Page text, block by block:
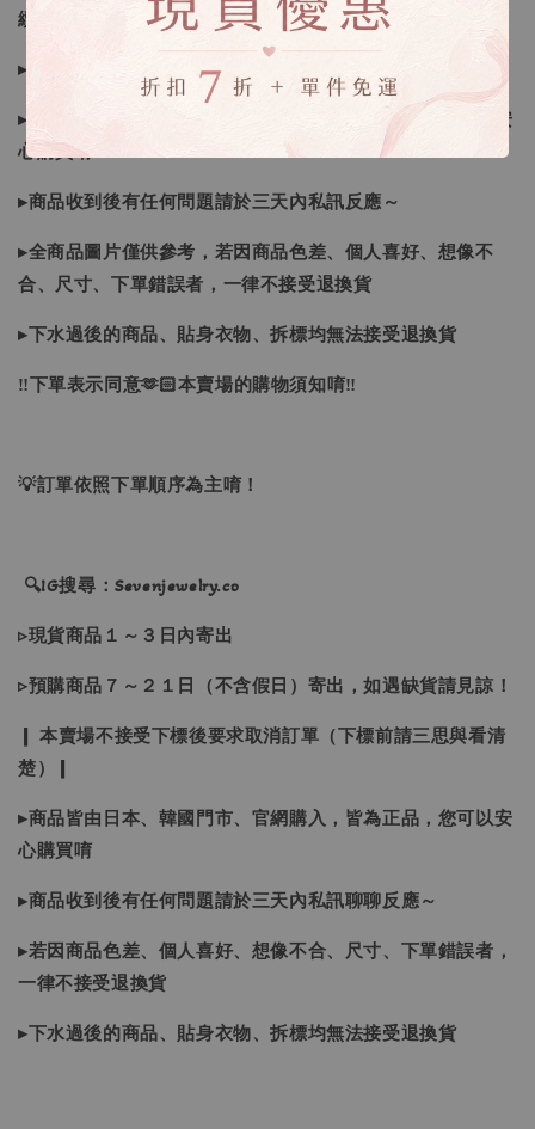
續喔
▸如遇缺斷貨情形會再另行告知，請注意訊息及信箱收件
▸商品皆由日本、韓國門市、官網購入，皆為正品，您可以安
心購買唷！
▸商品收到後有任何問題請於三天內私訊反應～
▸全商品圖片僅供參考，若因商品色差、個人喜好、想像不
合、尺寸、下單錯誤者，一律不接受退換貨
▸下水過後的商品、貼身衣物、拆標均無法接受退換貨
‼下單表示同意🫶🏻本賣場的購物須知唷‼
💡訂單依照下單順序為主唷！
🔍IG搜尋：Sevenjewelry.co
▹現貨商品１～３日內寄出
▹預購商品７～２１日（不含假日）寄出，如遇缺貨請見諒！
❙ 本賣場不接受下標後要求取消訂單（下標前請三思與看清
楚）❙
▸商品皆由日本、韓國門市、官網購入，皆為正品，您可以安
心購買唷
▸商品收到後有任何問題請於三天內私訊聊聊反應～
▸若因商品色差、個人喜好、想像不合、尺寸、下單錯誤者，
一律不接受退換貨
▸下水過後的商品、貼身衣物、拆標均無法接受退換貨